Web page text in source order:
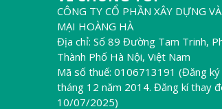
CÔNG TY CỔ PHẦN XÂY DỰNG
MẠI HOÀNG HÀ
Địa chỉ: Số 89 Đường Tam Trinh,
Thành Phố Hà Nội, Việt Nam
Mã số thuế: 0106713191 (Đăng ký
tháng 12 năm 2014. Đăng kí thay
10/07/2025)